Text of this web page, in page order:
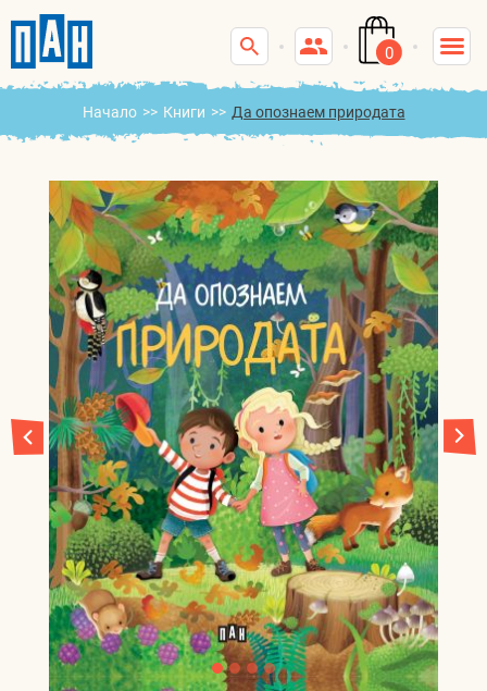
0
Начало >> Книги >> Да опознаем природата